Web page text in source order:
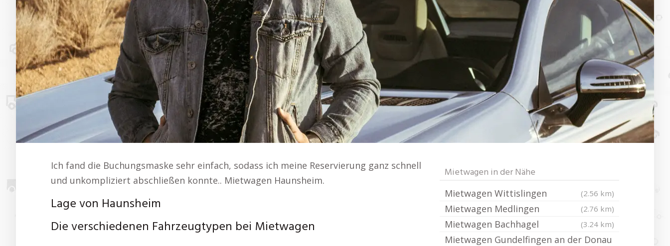
Ich fand die Buchungsmaske sehr einfach, sodass ich meine Reservierung ganz schnell
und unkompliziert abschließen konnte.. Mietwagen Haunsheim.
Lage von Haunsheim
Die verschiedenen Fahrzeugtypen bei Mietwagen
Mietwagen in der Nähe
Mietwagen Wittislingen (2.56 km)
Mietwagen Medlingen (2.76 km)
Mietwagen Bachhagel (3.24 km)
Mietwagen Gundelfingen an der Donau